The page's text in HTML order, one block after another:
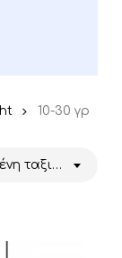
10-30 γρ
Προκαθορισμένη ταξινόμηση